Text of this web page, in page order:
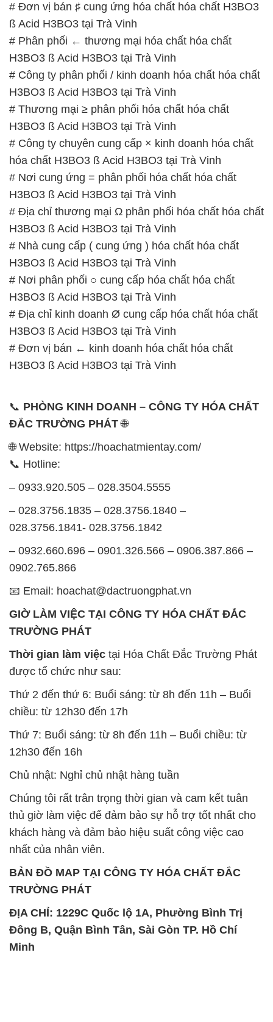
# Đơn vị bán ♯ cung ứng hóa chất hóa chất H3BO3
ß Acid H3BO3 tại Trà Vinh
# Phân phối ← thương mại hóa chất hóa chất
H3BO3 ß Acid H3BO3 tại Trà Vinh
# Công ty phân phối / kinh doanh hóa chất hóa chất
H3BO3 ß Acid H3BO3 tại Trà Vinh
# Thương mại ≥ phân phối hóa chất hóa chất
H3BO3 ß Acid H3BO3 tại Trà Vinh
# Công ty chuyên cung cấp × kinh doanh hóa chất
hóa chất H3BO3 ß Acid H3BO3 tại Trà Vinh
# Nơi cung ứng = phân phối hóa chất hóa chất
H3BO3 ß Acid H3BO3 tại Trà Vinh
# Địa chỉ thương mại Ω phân phối hóa chất hóa chất
H3BO3 ß Acid H3BO3 tại Trà Vinh
# Nhà cung cấp ( cung ứng ) hóa chất hóa chất
H3BO3 ß Acid H3BO3 tại Trà Vinh
# Nơi phân phối ○ cung cấp hóa chất hóa chất
H3BO3 ß Acid H3BO3 tại Trà Vinh
# Địa chỉ kinh doanh Ø cung cấp hóa chất hóa chất
H3BO3 ß Acid H3BO3 tại Trà Vinh
# Đơn vị bán ← kinh doanh hóa chất hóa chất
H3BO3 ß Acid H3BO3 tại Trà Vinh
📞 PHÒNG KINH DOANH – CÔNG TY HÓA CHẤT
ĐẮC TRƯỜNG PHÁT🌐
🌐 Website: https://hoachatmientay.com/
📞 Hotline:
– 0933.920.505 – 028.3504.5555
– 028.3756.1835 – 028.3756.1840 –
028.3756.1841- 028.3756.1842
– 0932.660.696 – 0901.326.566 – 0906.387.866 –
0902.765.866
📧 Email: hoachat@dactruongphat.vn
GIỜ LÀM VIỆC TẠI CÔNG TY HÓA CHẤT ĐẮC
TRƯỜNG PHÁT
Thời gian làm việc tại Hóa Chất Đắc Trường Phát
được tổ chức như sau:
Thứ 2 đến thứ 6: Buổi sáng: từ 8h đến 11h – Buổi
chiều: từ 12h30 đến 17h
Thứ 7: Buổi sáng: từ 8h đến 11h – Buổi chiều: từ
12h30 đến 16h
Chủ nhật: Nghỉ chủ nhật hàng tuần
Chúng tôi rất trân trọng thời gian và cam kết tuân
thủ giờ làm việc để đảm bảo sự hỗ trợ tốt nhất cho
khách hàng và đảm bảo hiệu suất công việc cao
nhất của nhân viên.
BẢN ĐỒ MAP TẠI CÔNG TY HÓA CHẤT ĐẮC
TRƯỜNG PHÁT
ĐỊA CHỈ: 1229C Quốc lộ 1A, Phường Bình Trị
Đông B, Quận Bình Tân, Sài Gòn TP. Hồ Chí
Minh